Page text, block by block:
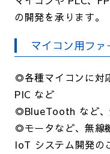
の開発を承ります。
マイコン用フ
◎各種マイコンに対
PIC など
◎BlueTooth など、
◎モータなど、無線
IoT システム開発の